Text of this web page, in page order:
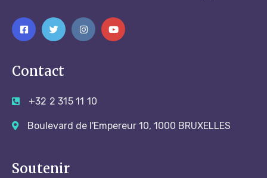
Contact
+32 2 315 11 10
Boulevard de l'Empereur 10, 1000 BRUXELLES
Soutenir